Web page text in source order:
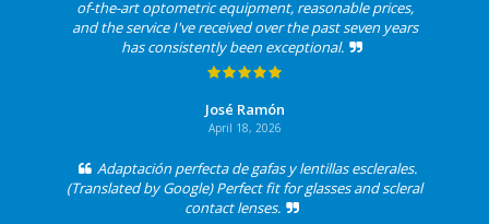
of-the-art optometric equipment, reasonable prices,
and the service I've received over the past seven years
has consistently been exceptional.
José Ramón
April 18, 2026
Adaptación perfecta de gafas y lentillas esclerales.
(Translated by Google) Perfect fit for glasses and scleral
contact lenses.